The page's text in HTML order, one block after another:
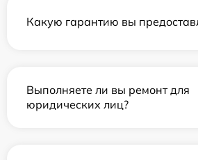
Какую гарантию вы
Выполняете ли вы ремонт для
юридических лиц?